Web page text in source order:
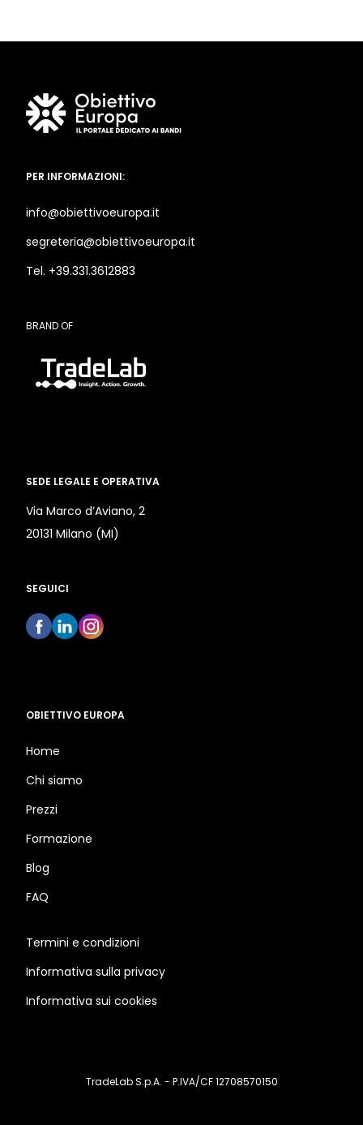
PER INFORMAZIONI:
info@obiettivoeuropa.it
segreteria@obiettivoeuropa.it
Tel. +39.331.3612883
BRAND OF
SEDE LEGALE E OPERATIVA
Via Marco d’Aviano, 2
20131 Milano (MI)
SEGUICI
OBIETTIVO EUROPA
Home
Chi siamo
Prezzi
Formazione
Blog
FAQ
Termini e condizioni
Informativa sulla privacy
Informativa sui cookies
TradeLab S.p.A. - P.IVA/CF 12708570150